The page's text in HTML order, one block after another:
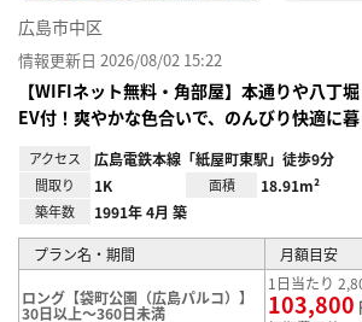
広島市中区
情報更新日 2026/08/02 15:22
【WIFIネット無料・角部屋】本通りや八丁
EV付！爽やかな色合いで、のんびり快適に
アクセス 広島電鉄本線「紙屋町東駅」徒歩9分
間取り 1K 面積 18.91m²
築年数 1991年 4月 築
プラン名・期間 月額目安
ロング【袋町公園（広島パルコ）】
30日以上～360日未満
1日当たり
103,800